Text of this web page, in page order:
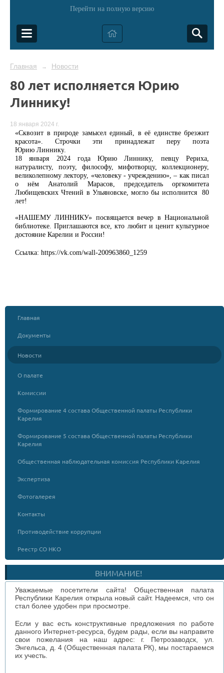
Перейти на полную версию
Главная → Новости
80 лет исполняется Юрию
Линнику!
18 января 2024 г.
«Сквозит в природе замысел единый, в её единстве брезжит
красота». Строчки эти принадлежат перу поэта
Юрию Линнику.
18 января 2024 года Юрию Линнику, певцу Рериха,
натуралисту, поэту, философу, мифотворцу, коллекционеру,
великолепному лектору, «человеку - учреждению», – как писал
о нём Анатолий Марасов, председатель оргкомитета
Любищевских Чтений в Ульяновске, могло бы исполнится
80
лет!
«НАШЕМУ ЛИННИКУ» посвящается вечер в Национальной
библиотеке.Приглашаются все, кто любит и ценит культурное
достояние Карелии и России!
Ссылка: https://vk.com/wall-200963860_1259
Главная
Документы
Новости
О палате
Комиссии
Формирование 4 состава Общественной палаты Республики
Карелия
Формирование 5 состава Общественной палаты Республики
Карелия
Общественная наблюдательная комиссия Республики Карелия
Экспертиза
Фотогалерея
Контакты
Противодействие коррупции
Реестр СО НКО
ВНИМАНИЕ!
Уважаемые посетители сайта! Общественная палата
Республики Карелия открыла новый сайт. Надеемся, что он
стал более удобен при просмотре.
Если у вас есть конструктивные предложения по работе
данного Интернет-ресурса, будем рады, если вы направите
свои пожелания на наш адрес: г. Петрозаводск, ул.
Энгельса, д. 4 (Общественная палата РК), мы постараемся
их учесть.